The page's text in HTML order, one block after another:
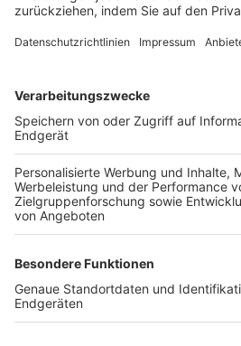
FOLGE DEM BFV
TOP-VEREINE
TOP-PARTNER